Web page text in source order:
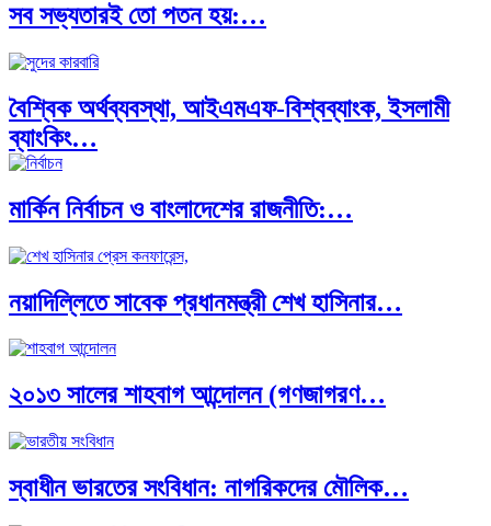
সব সভ্যতারই তো পতন হয়:…
বৈশ্বিক অর্থব্যবস্থা, আইএমএফ-বিশ্বব্যাংক, ইসলামী
ব্যাংকিং…
অর্থ পাচারের মহাকাব্য: ১০০ ডলারের…
দক্ষিণ এশিয়ায় ‘জেন-জি’ বিপ্লব: বাংলাদেশ,…
বিশেষ ইন-ডেপ্থ রিপোর্ট: ক্রীড়া উৎসবে…
ভারত মহাসাগরের অশ্রু: শ্রীলঙ্কার ২৬…
মার্কিন নির্বাচন ও বাংলাদেশের রাজনীতি:…
নয়াদিল্লিতে সাবেক প্রধানমন্ত্রী শেখ হাসিনার…
২০১৩ সালের শাহবাগ আন্দোলন (গণজাগরণ…
স্বাধীন ভারতের সংবিধান: নাগরিকদের মৌলিক…